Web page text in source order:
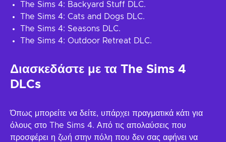
The Sims 4: Backyard Stuff DLC.
The Sims 4: Cats and Dogs DLC.
The Sims 4: Seasons DLC.
The Sims 4: Outdoor Retreat DLC.
Διασκεδάστε με τα The Sims 4
DLCs
Όπως μπορείτε να δείτε, υπάρχει πραγματικά κάτι για
όλους στο The Sims 4. Από τις απολαύσεις που
προσφέρει η ζωή στην πόλη που δεν σας αφήνει να